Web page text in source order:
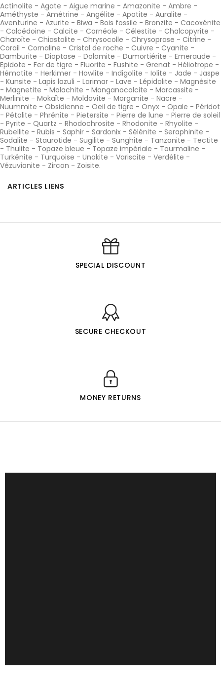
Actinolite - Agate - Aigue marine - Amazonite - Ambre -
Améthyste - Amétrine - Angélite - Apatite - Auralite -
Aventurine - Azurite - Biwa - Bois fossile - Bronzite - Cacoxénite
- Calcédoine - Calcite - Carnéole - Célestite - Chalcopyrite -
Charoïte - Chiastolite - Chrysocolle - Chrysoprase - Citrine -
Corail - Cornaline - Cristal de roche - Cuivre - Cyanite -
Damburite - Dioptase - Dolomite - Dumortiérite - Emeraude -
Epidote - Fer de tigre - Fluorite - Fushite - Grenat - Héliotrope -
Hématite - Herkimer - Howlite - Indigolite - Iolite - Jade - Jaspe
- Kunsite - Lapis lazuli - Larimar - Lave - Lépidolite - Magnésite
- Magnetite - Malachite - Manganocalcite - Marcassite -
Merlinite - Mokaïte - Moldavite - Morganite - Nacre -
Nuummite - Obsidienne - Oeil de tigre - Onyx - Opale - Péridot
- Pétalite - Phrénite - Pietersite - Pierre de lune - Pierre de soleil
- Pyrite - Quartz - Rhodochrosite - Rhodonite - Rhyolite -
Rubellite - Rubis - Saphir - Sardonix - Sélénite - Seraphinite -
Sodalite - Staurotide - Sugilite - Sunghite - Tanzanite - Tectite
- Thulite - Topaze bleue - Topaze impériale - Tourmaline -
Turkénite - Turquoise - Unakite - Variscite - Verdélite -
Vézuvianite - Zircon - Zoisite.
ARTICLES LIENS
SPECIAL DISCOUNT
SECURE CHECKOUT
MONEY RETURNS